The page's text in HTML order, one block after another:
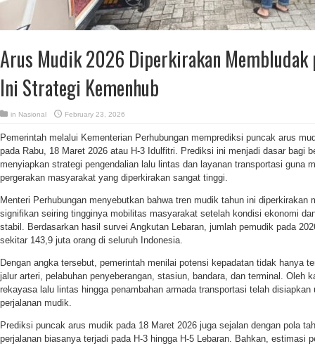
Arus Mudik 2026 Diperkirakan Membludak
Ini Strategi Kemenhub
in Nasional February 23, 2026
Pemerintah melalui Kementerian Perhubungan memprediksi puncak arus
pada Rabu, 18 Maret 2026 atau H-3 Idulfitri. Prediksi ini menjadi dasar bagi
menyiapkan strategi pengendalian lalu lintas dan layanan transportasi guna
pergerakan masyarakat yang diperkirakan sangat tinggi.
Menteri Perhubungan menyebutkan bahwa tren mudik tahun ini diperkirakan
signifikan seiring tingginya mobilitas masyarakat setelah kondisi ekonomi
stabil. Berdasarkan hasil survei Angkutan Lebaran, jumlah pemudik pada
sekitar 143,9 juta orang di seluruh Indonesia.
Dengan angka tersebut, pemerintah menilai potensi kepadatan tidak hanya
jalur arteri, pelabuhan penyeberangan, stasiun, bandara, dan terminal. Oleh
rekayasa lalu lintas hingga penambahan armada transportasi telah disiapkan
perjalanan mudik.
Prediksi puncak arus mudik pada 18 Maret 2026 juga sejalan dengan pola
perjalanan biasanya terjadi pada H-3 hingga H-5 Lebaran. Bahkan, estimasi